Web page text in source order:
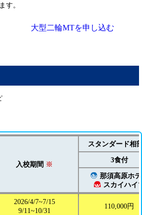
す。
大型二輪MTを申し込む
入校期間 ※
スタンダード相
3食付
那須高原ホ
スカイハイ
2026/4/7~7/15
9/11~10/31
110,000円